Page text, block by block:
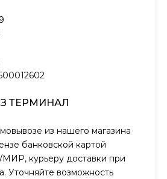
ТЕРМИНАЛ
из нашего магазина
банковской картой
МИР, курьеру доставки при
Уточняйте возможность